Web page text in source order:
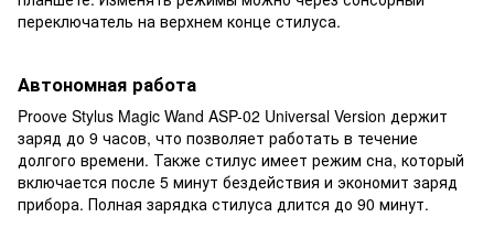
переключатель на верхнем конце стилуса.
Автономная работа
Proove Stylus Magic Wand ASP-02 Universal Version держит
заряд до 9 часов, что позволяет работать в течение
долгого времени. Также стилус имеет режим сна, который
включается после 5 минут бездействия и экономит заряд
прибора. Полная зарядка стилуса длится до 90 минут.